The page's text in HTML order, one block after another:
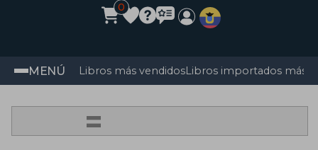
0
MENÚ Libros más vendidosLibros importados más
=